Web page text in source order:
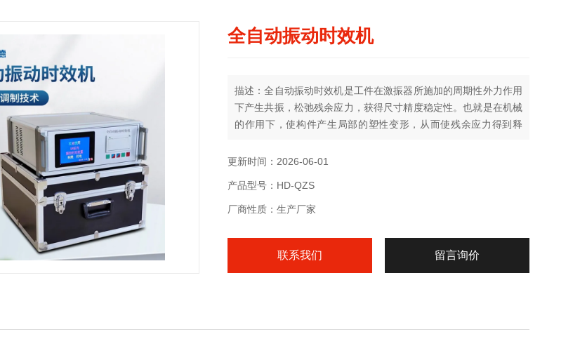
全自动振动时效机
描述：全自动振动时效机是工件在激振器所施加的周期性外力作用
下产生共振，松弛残余应力，获得尺寸精度稳定性。也就是在机械
的作用下，使构件产生局部的塑性变形，从而使残余应力得到释
力降低（主要是降低残余应力峰值）和重新分布作为主要目的。
更新时间：2026-06-01
产品型号：HD-QZS
厂商性质：生产厂家
联系我们 留言询价